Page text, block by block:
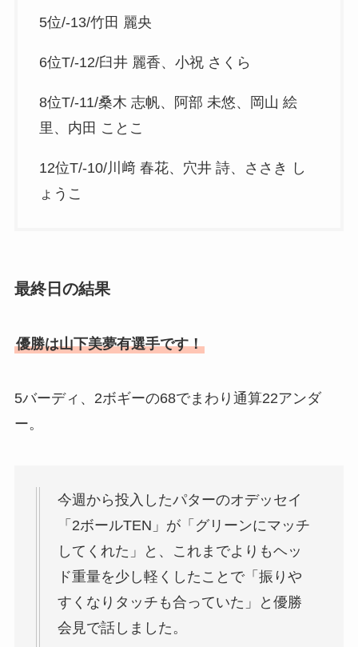
5位/-13/竹田 麗央
6位T/-12/臼井 麗香、小祝 さくら
8位T/-11/桑木 志帆、阿部 未悠、岡山 絵
里、内田 ことこ
12位T/-10/川﨑 春花、穴井 詩、ささき し
ょうこ
最終日の結果
優勝は山下美夢有選手です！
5バーディ、2ボギーの68でまわり通算22アンダ
ー。
今週から投入したパターのオデッセイ
「2ボールTEN」が「グリーンにマッチ
してくれた」と、これまでよりもヘッ
ド重量を少し軽くしたことで「振りや
すくなりタッチも合っていた」と優勝
会見で話しました。